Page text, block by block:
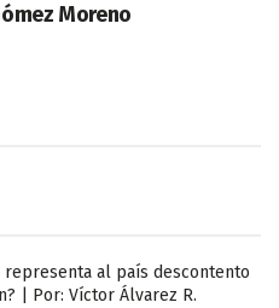
Moreno
representa al país descontento
| Por: Víctor Álvarez R.